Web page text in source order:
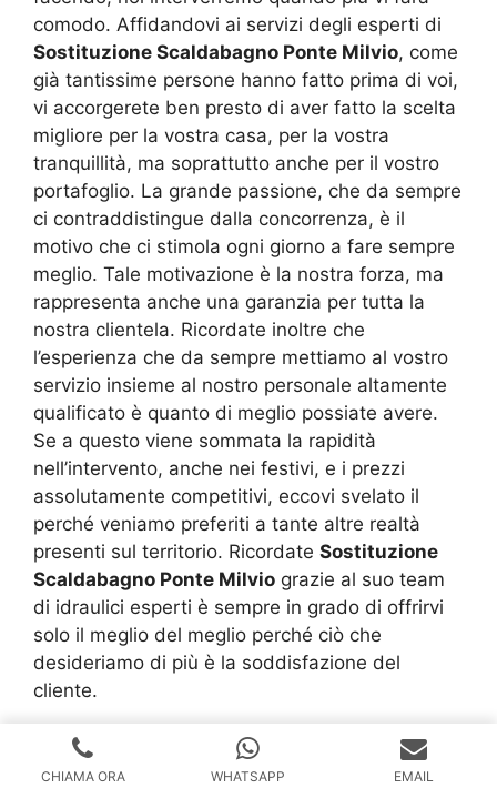
comodo. Affidandovi ai servizi degli esperti di
Sostituzione Scaldabagno Ponte Milvio, come
già tantissime persone hanno fatto prima di voi,
vi accorgerete ben presto di aver fatto la scelta
migliore per la vostra casa, per la vostra
tranquillità, ma soprattutto anche per il vostro
portafoglio. La grande passione, che da sempre
ci contraddistingue dalla concorrenza, è il
motivo che ci stimola ogni giorno a fare sempre
meglio. Tale motivazione è la nostra forza, ma
rappresenta anche una garanzia per tutta la
nostra clientela. Ricordate inoltre che
l’esperienza che da sempre mettiamo al vostro
servizio insieme al nostro personale altamente
qualificato è quanto di meglio possiate avere.
Se a questo viene sommata la rapidità
nell’intervento, anche nei festivi, e i prezzi
assolutamente competitivi, eccovi svelato il
perché veniamo preferiti a tante altre realtà
presenti sul territorio. Ricordate Sostituzione
Scaldabagno Ponte Milvio grazie al suo team
di idraulici esperti è sempre in grado di offrirvi
solo il meglio del meglio perché ciò che
desideriamo di più è la soddisfazione del
cliente.
Link utili per
CHIAMA ORA WHATSAPP EMAIL